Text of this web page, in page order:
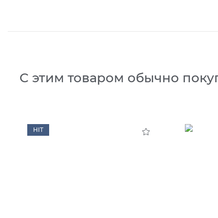
С этим товаром обычно
HIT